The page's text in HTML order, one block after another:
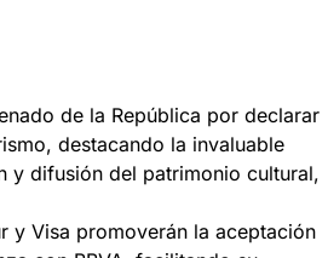
de la República por declarar
destacando la invaluable
y difusión del patrimonio cultural,
y Visa promoverán la aceptación